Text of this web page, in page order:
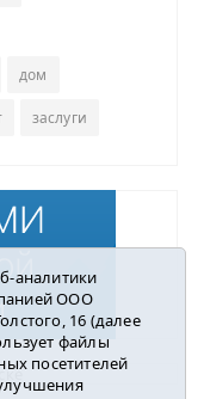
дом
заслуги
аналитики
ООО
16 (далее
файлы
посетителей